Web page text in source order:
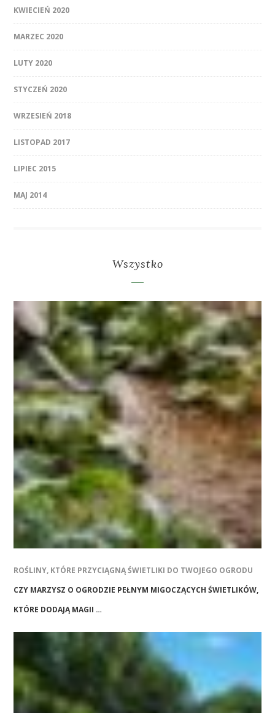
KWIECIEŃ 2020
MARZEC 2020
LUTY 2020
STYCZEŃ 2020
WRZESIEŃ 2018
LISTOPAD 2017
LIPIEC 2015
MAJ 2014
Wszystko
ROŚLINY, KTÓRE PRZYCIĄGNĄ ŚWIETLIKI DO TWOJEGO OGRODU
CZY MARZYSZ O OGRODZIE PEŁNYM MIGOCZĄCYCH ŚWIETLIKÓW,
KTÓRE DODAJĄ MAGII …